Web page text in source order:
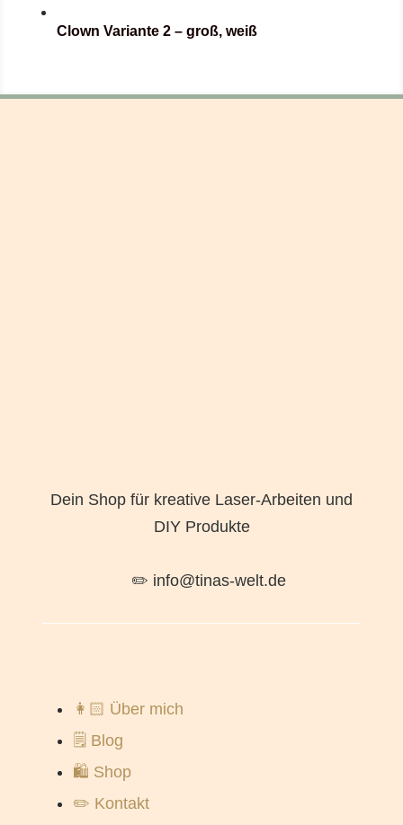
Clown Variante 2 – groß, weiß
Dein Shop für kreative Laser-Arbeiten und
DIY Produkte
✏️ info@tinas-welt.de
👩🏻 Über mich
🗒️ Blog
🛍️ Shop
✏️ Kontakt